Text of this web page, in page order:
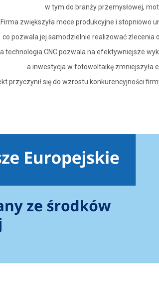
w tym do branży przemysłowej,
Firma zwiększyła moce produkcyjne i stopniowo
co pozwala jej samodzielnie realizować zlecenia
technologia CNC pozwala na efektywniejsze
a inwestycja w fotowoltaikę zmniejszyła
przyczynił się do wzrostu konkurencyjności